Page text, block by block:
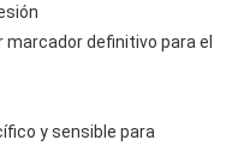
definitivo para el
y sensible para